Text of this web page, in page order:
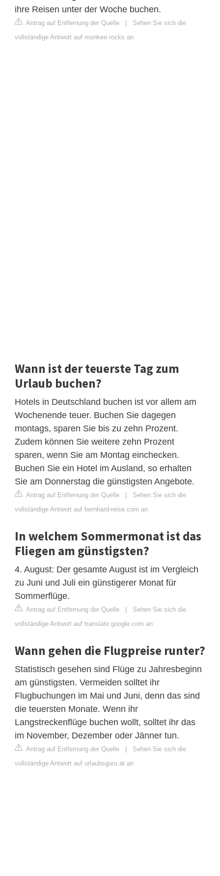
ihre Reisen unter der Woche buchen.
Antrag auf Entfernung der Quelle | Sehen Sie sich die
vollständige Antwort auf monkee.rocks an
Wann ist der teuerste Tag zum
Urlaub buchen?
Hotels in Deutschland buchen ist vor allem am
Wochenende teuer. Buchen Sie dagegen
montags, sparen Sie bis zu zehn Prozent.
Zudem können Sie weitere zehn Prozent
sparen, wenn Sie am Montag einchecken.
Buchen Sie ein Hotel im Ausland, so erhalten
Sie am Donnerstag die günstigsten Angebote.
Antrag auf Entfernung der Quelle | Sehen Sie sich die
vollständige Antwort auf bernhard-reise.com an
In welchem ​​Sommermonat ist das
Fliegen am günstigsten?
4. August: Der gesamte August ist im Vergleich
zu Juni und Juli ein günstigerer Monat für
Sommerflüge.
Antrag auf Entfernung der Quelle | Sehen Sie sich die
vollständige Antwort auf translate.google.com an
Wann gehen die Flugpreise runter?
Statistisch gesehen sind Flüge zu Jahresbeginn
am günstigsten. Vermeiden solltet ihr
Flugbuchungen im Mai und Juni, denn das sind
die teuersten Monate. Wenn ihr
Langstreckenflüge buchen wollt, solltet ihr das
im November, Dezember oder Jänner tun.
Antrag auf Entfernung der Quelle | Sehen Sie sich die
vollständige Antwort auf urlaubsguru.at an